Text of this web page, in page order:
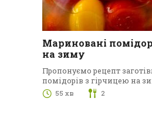
Мариновані
на зиму
Пропонуємо рецепт
помідорів з гірчицею на
55 хв 2